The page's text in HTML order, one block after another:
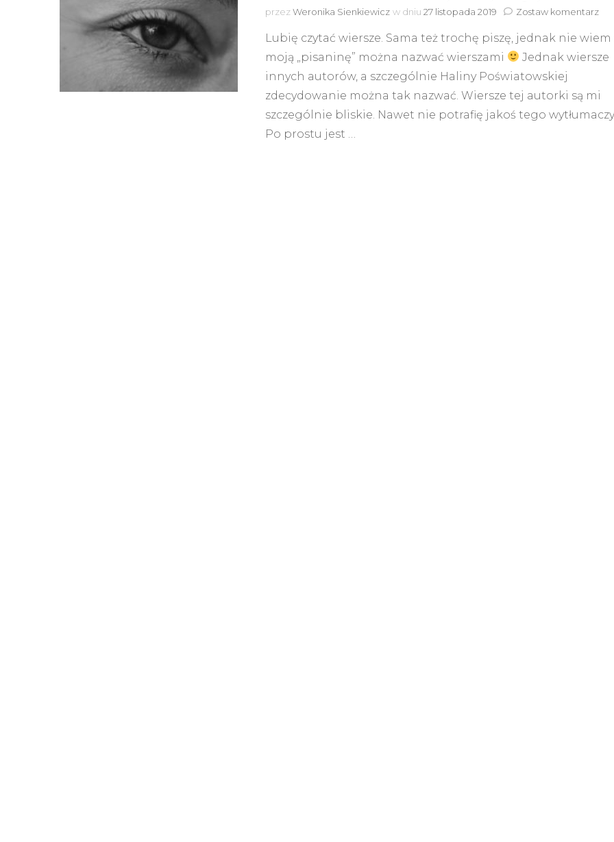
przezWeronika Sienkiewicz w dniu 27 listopada 2019 Zostaw komentarzdo
5
Lubię czytać wiersze. Sama też trochę piszę, jednak nie wiem
moją „pisaninę” można nazwać wierszami
Jednak wiersze
innych autorów, a szczególnie Haliny Poświatowskiej
zdecydowanie można tak nazwać. Wiersze tej autorki są mi
szczególnie bliskie. Nawet nie potrafię jakoś tego
Po prostu jest …